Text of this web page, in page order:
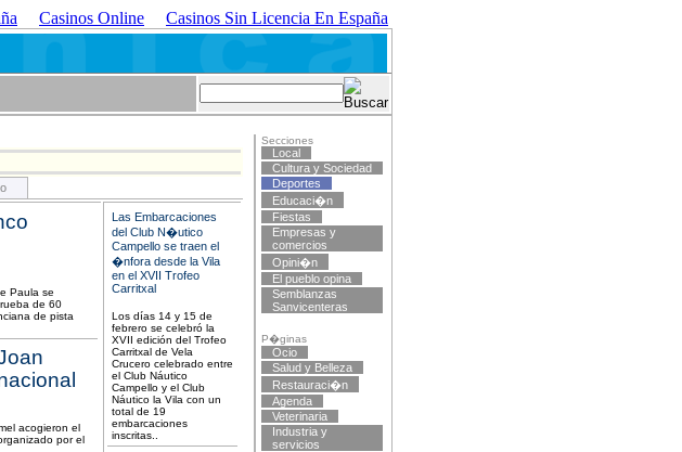
Casinos Online Casinos Sin Licencia En España
Paula se
de 60
de pista
acogieron el
por el
Las Embarcaciones
del Club N�utico
Campello se traen el
�nfora desde la Vila
en el XVII Trofeo
Carritxal
Los días 14 y 15 de
febrero se celebró la
XVII edición del Trofeo
Carritxal de Vela
Crucero celebrado entre
el Club Náutico
Campello y el Club
Náutico la Vila con un
total de 19
embarcaciones
inscritas..
Secciones
Local
Cultura y Sociedad
Deportes
Educaci�n
Fiestas
Empresas y
comercios
Opini�n
El pueblo opina
Semblanzas
Sanvicenteras
P�ginas
Ocio
Salud y Belleza
Restauraci�n
Agenda
Veterinaria
Industria y
servicios